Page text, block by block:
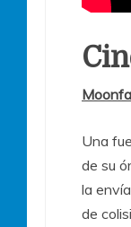
Una
de su
la
de